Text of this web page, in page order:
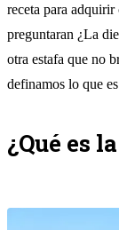
receta para adquirir
preguntaran ¿La
otra estafa que no
definamos lo que
¿Qué es